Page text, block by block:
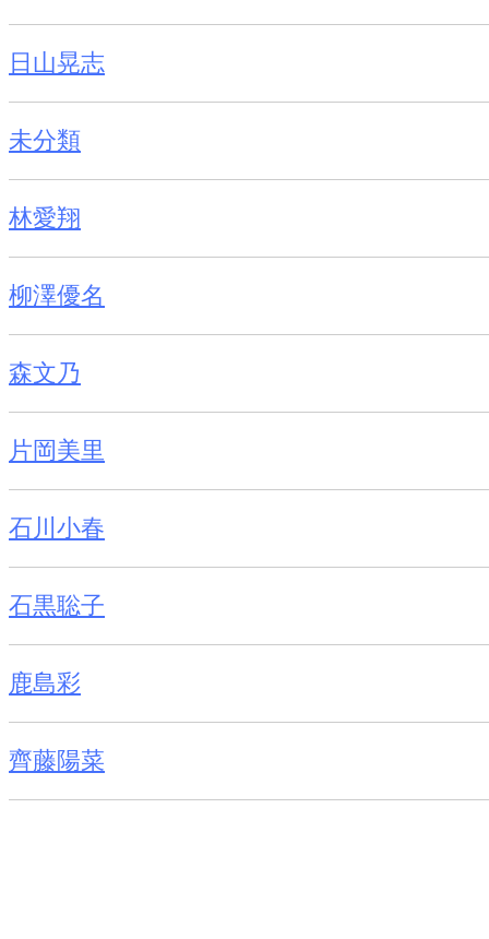
日山晃志
未分類
林愛翔
柳澤優名
森文乃
片岡美里
石川小春
石黒聡子
鹿島彩
齊藤陽菜